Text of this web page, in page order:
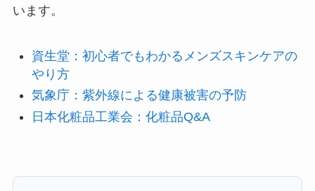
います。
資生堂：初心者でもわかるメンズスキンケアの
やり方
気象庁：紫外線による健康被害の予防
日本化粧品工業会：化粧品Q&A